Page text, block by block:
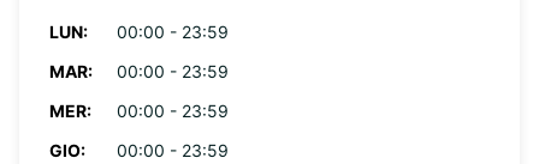
LUN:
00:00 - 23:59
MAR:
00:00 - 23:59
MER:
00:00 - 23:59
GIO:
00:00 - 23:59